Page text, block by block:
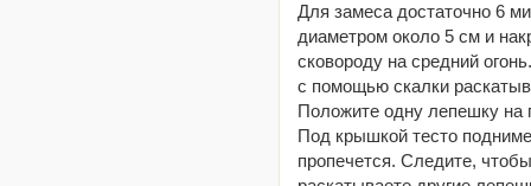
Для замеса достаточно 6
диаметром около 5 см и
сковороду на средний
с помощью скалки
Положите одну лепешку на
Под крышкой тесто
пропечется. Следите,